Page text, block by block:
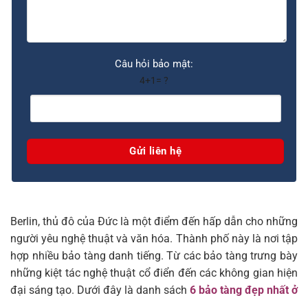
Câu hỏi bảo mật:
4+1= ?
Berlin, thủ đô của Đức là một điểm đến hấp dẫn cho những
người yêu nghệ thuật và văn hóa. Thành phố này là nơi tập
hợp nhiều bảo tàng danh tiếng. Từ các bảo tàng trưng bày
những kiệt tác nghệ thuật cổ điển đến các không gian hiện
đại sáng tạo. Dưới đây là danh sách 6 bảo tàng đẹp nhất ở